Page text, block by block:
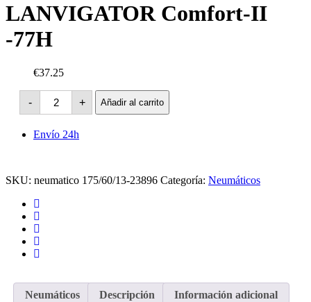
LANVIGATOR Comfort-II
-77H
€37.25
-
LANVIGATOR
Comfort-
II
-77H
cantidad
+ Añadir al carrito
Envío 24h
SKU: neumatico 175/60/13-23896 Categoría: Neumáticos
Neumáticos Descripción Información adicional